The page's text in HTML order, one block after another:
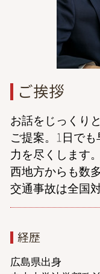
離婚調停
交通事故
不動産ト
出会い系
虎ノ門 協
ご挨拶
お話をじっくり
ご提案。1日で
力を尽くします
西地方からも数
交通事故は全国
経歴
広島県出身